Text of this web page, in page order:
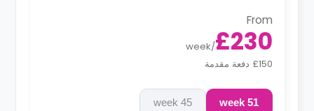
From
£230
/
week
£150 دفعة مقدمة
51 week
45 week